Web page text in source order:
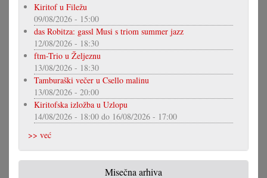
Kiritof u Filežu
09/08/2026 - 15:00
das Robitza: gassl Musi s triom summer jazz
12/08/2026 - 18:30
ftm-Trio u Željeznu
13/08/2026 - 18:30
Tamburaški večer u Csello malinu
13/08/2026 - 20:00
Kiritofska izložba u Uzlopu
14/08/2026 - 18:00 do 16/08/2026 - 17:00
>> već
Misečna arhiva